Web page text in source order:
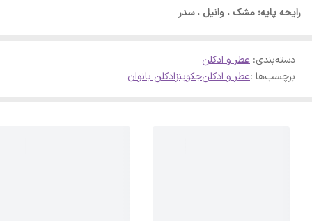
رایحه پایه: مشک ، وانیل ، سدر
دسته‌بندی: عطر و ادکلن
برچسب‌ها :عطر و ادکلنجکوینزادکلن بانوان